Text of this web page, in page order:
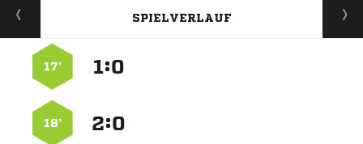
SPIELVERLAUF
:
17’
:
18’